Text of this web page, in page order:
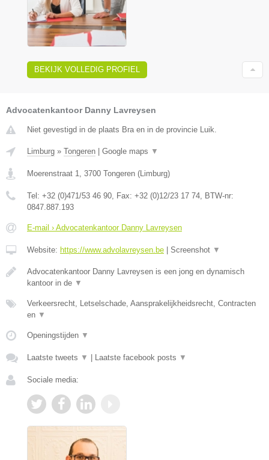
BEKIJK VOLLEDIG PROFIEL
Advocatenkantoor Danny Lavreysen
Niet gevestigd in de plaats Bra en in de provincie Luik.
Limburg » Tongeren Google maps ▼
Moerenstraat 1 3700 Tongeren ( Limburg)
Tel: +32 (0)471/53 46 90 , Fax: +32 (0)12/23 17 74 , BTW-nr:
0847.887.193
E-mail › Advocatenkantoor Danny Lavreysen
Website: https://www.advolavreysen.be Screenshot ▼
Advocatenkantoor Danny Lavreysen is een jong en dynamisch
kantoor in de ▼
Verkeersrecht, Letselschade, Aansprakelijkheidsrecht, Contracten
en ▼
Openingstijden ▼
Laatste tweets ▼ Laatste facebook posts ▼
Sociale media: